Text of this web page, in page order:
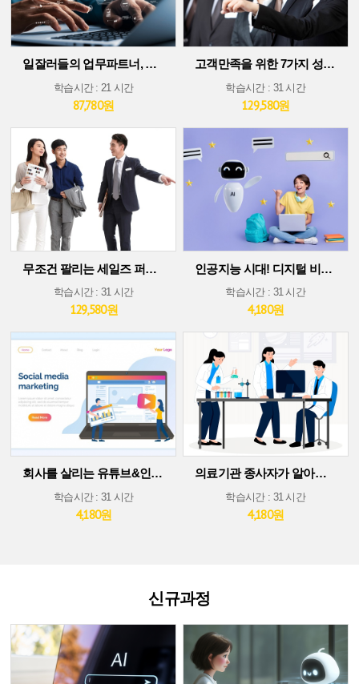
일잘러들의 업무파트너, ChatGPT 스마트하게 일하라!
학습시간 : 21 시간
87,780원
고객만족을 위한 7가지 성공 가이드
학습시간 : 31 시간
129,580원
무조건 팔리는 세일즈 퍼포먼스 스킬
학습시간 : 31 시간
129,580원
인공지능 시대! 디지털 비즈니스 플랫폼에서 살아남기(30차시 ver)
학습시간 : 31 시간
4,180원
회사를 살리는 유튜브&인스타그램 소셜 미디어 마케팅
학습시간 : 31 시간
4,180원
의료기관 종사자가 알아야 할 의료기술 트렌드
학습시간 : 31 시간
4,180원
신규과정